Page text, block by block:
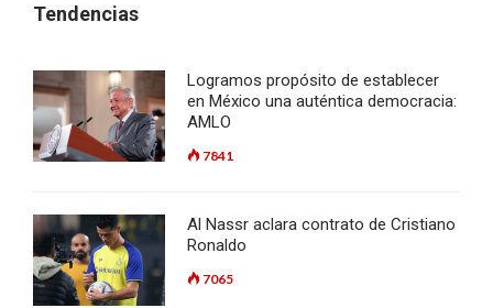
Tendencias
Logramos propósito de establecer
en México una auténtica democracia:
AMLO
7841
Al Nassr aclara contrato de Cristiano
Ronaldo
7065